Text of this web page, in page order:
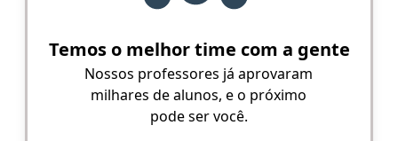
Temos o melhor time com a gente
Nossos professores já aprovaram
milhares de alunos, e o próximo
pode ser você.